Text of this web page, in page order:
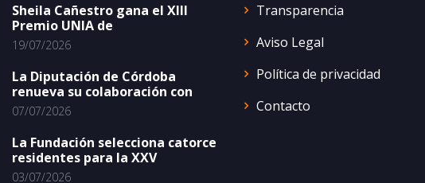
Sheila Cañestro gana el XIII
Premio UNIA de
19/07/2026
La Diputación de Córdoba
renueva su colaboración con
07/07/2026
La Fundación selecciona catorce
residentes para la XXV
03/07/2026
Transparencia
Aviso Legal
Política de privacidad
Contacto